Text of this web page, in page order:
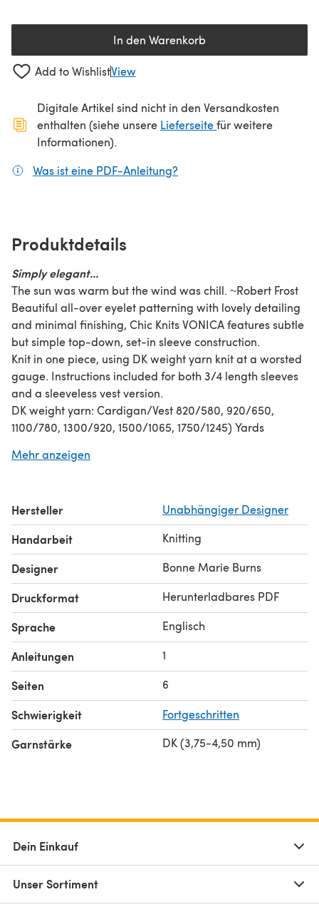
In den Warenkorb
Add to WishlistView
Digitale Artikel sind nicht in den Versandkosten
enthalten (siehe unsere Lieferseite(öffnet sich in
für weitere
Informationen).
Was ist eine PDF-Anleitung?
Produktdetails
Simply elegant...
The sun was warm but the wind was chill. ~Robert Frost
Beautiful all-over eyelet patterning with lovely detailing
and minimal finishing, Chic Knits VONICA features subtle
but simple top-down, set-in sleeve construction.
Knit in one piece, using DK weight yarn knit at a worsted
gauge. Instructions included for both 3/4 length sleeves
and a sleeveless vest version.
DK weight yarn: Cardigan/Vest 820/580, 920/650,
1100/780, 1300/920, 1500/1065, 1750/1245) Yards
top-down lace cardigan sleeves fit:
Mehr anzeigen
Hersteller Unabhängiger Designer
Handarbeit Knitting
Designer Bonne Marie Burns
Druckformat Herunterladbares PDF
Sprache Englisch
Anleitungen 1
Seiten 6
Schwierigkeit Fortgeschritten
Garnstärke DK (3,75-4,50 mm)
Dein Einkauf
Unser Sortiment